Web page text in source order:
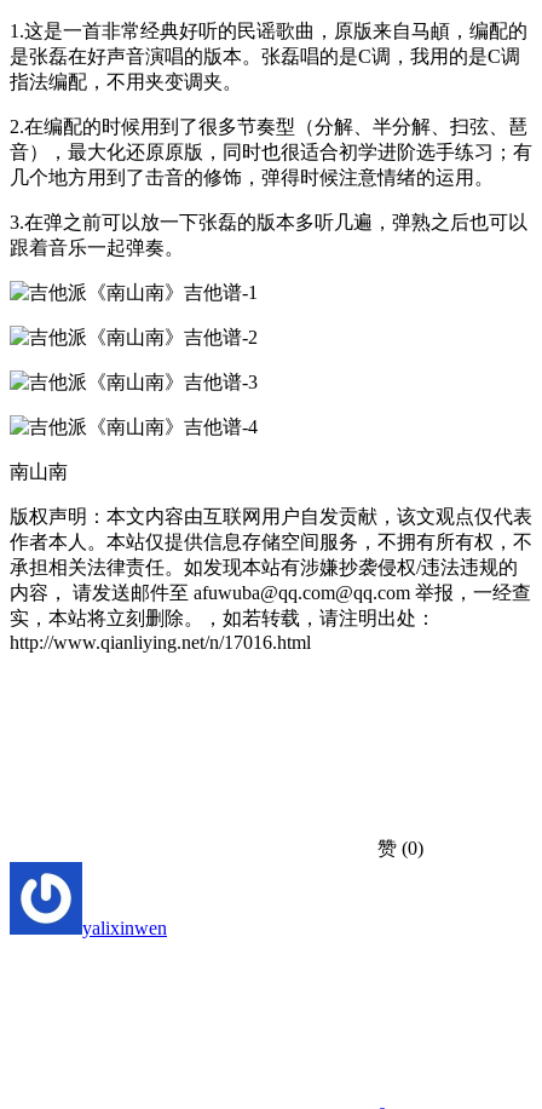
1.这是一首非常经典好听的民谣歌曲，原版来自马頔，编配的
是张磊在好声音演唱的版本。张磊唱的是C调，我用的是C调
指法编配，不用夹变调夹。
2.在编配的时候用到了很多节奏型（分解、半分解、扫弦、琶
音），最大化还原原版，同时也很适合初学进阶选手练习；有
几个地方用到了击音的修饰，弹得时候注意情绪的运用。
3.在弹之前可以放一下张磊的版本多听几遍，弹熟之后也可以
跟着音乐一起弹奏。
南山南
版权声明：本文内容由互联网用户自发贡献，该文观点仅代表
作者本人。本站仅提供信息存储空间服务，不拥有所有权，不
承担相关法律责任。如发现本站有涉嫌抄袭侵权/违法违规的
内容， 请发送邮件至 afuwuba@qq.com@qq.com 举报，一经查
实，本站将立刻删除。，如若转载，请注明出处：
http://www.qianliying.net/n/17016.html
赞 (0)
yalixinwen